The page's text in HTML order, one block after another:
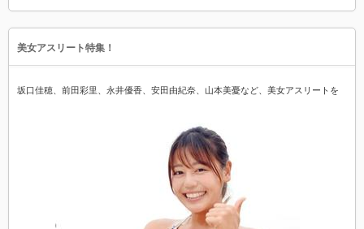
美女アスリート特集！
坂口佳穂、前田彩里、永井優香、安田由紀奈、山本美憂など、美女アスリートを